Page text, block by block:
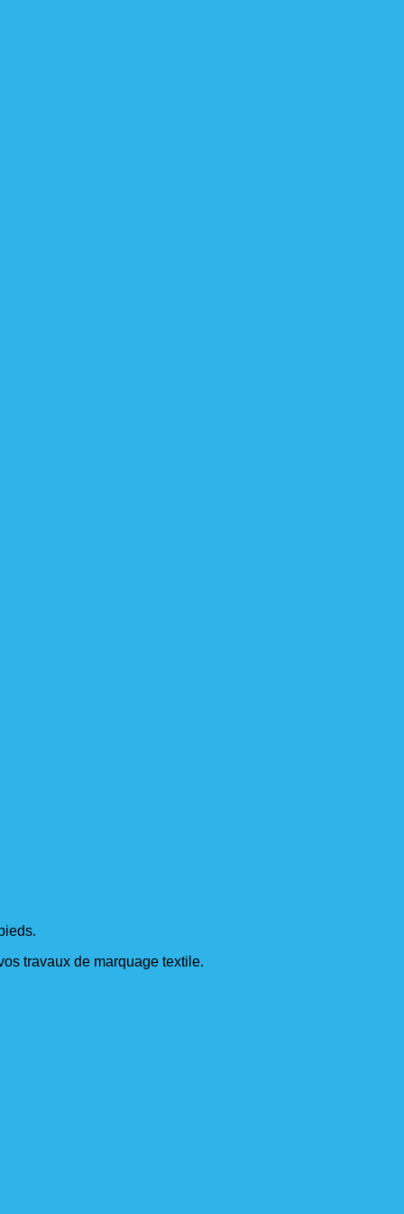
travaux de marquage textile.